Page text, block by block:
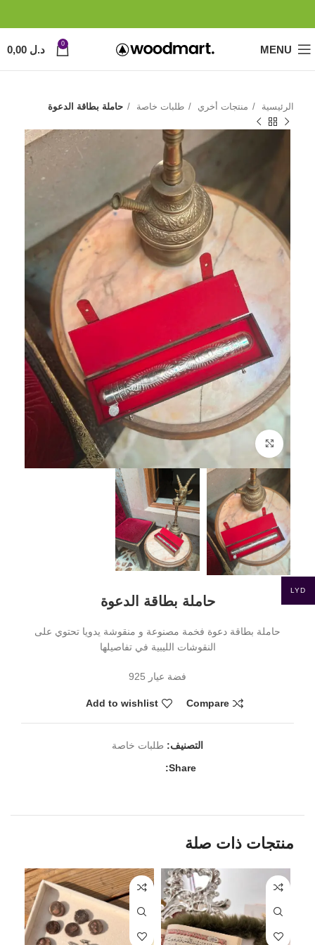
MENU
0 د.ل
الرئيسية منتجات أخري طلبات خاصة حاملة بطاقة الدعوة
Click to enlarge
حاملة بطاقة الدعوة
حاملة بطاقة دعوة فخمة مصنوعة و منقوشة يدويا تحتوي على
النقوشات الليبية في تفاصيلها
فضة عيار 925
Compare
Add to wishlist
التصنيف: طلبات خاصة
Share:
منتجات ذات صلة
LYD